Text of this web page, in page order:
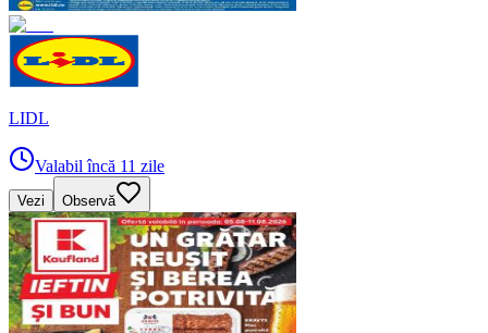
LIDL
Valabil încă 11 zile
Vezi Observă